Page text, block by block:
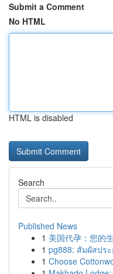
Submit a Comment
No HTML
HTML is disabled
Search
Published News
1 美国代孕：您的
1 pg888: สัมผัสปร
1 Choose